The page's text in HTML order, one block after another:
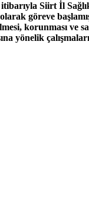
itibarıyla Siirt İl
göreve
korunması ve
yönelik